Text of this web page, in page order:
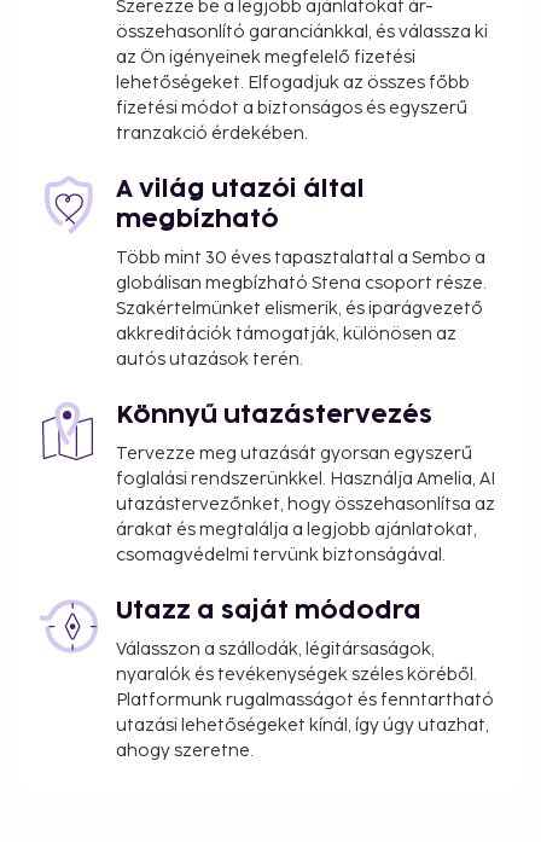
Szerezze be a legjobb ajánlatokat ár-
összehasonlító garanciánkkal, és válassza ki
az Ön igényeinek megfelelő fizetési
lehetőségeket. Elfogadjuk az összes főbb
fizetési módot a biztonságos és egyszerű
tranzakció érdekében.
A világ utazói által
megbízható
Több mint 30 éves tapasztalattal a Sembo a
globálisan megbízható Stena csoport része.
Szakértelmünket elismerik, és iparágvezető
akkreditációk támogatják, különösen az
autós utazások terén.
Könnyű utazástervezés
Tervezze meg utazását gyorsan egyszerű
foglalási rendszerünkkel. Használja Amelia, AI
utazástervezőnket, hogy összehasonlítsa az
árakat és megtalálja a legjobb ajánlatokat,
csomagvédelmi tervünk biztonságával.
Utazz a saját módodra
Válasszon a szállodák, légitársaságok,
nyaralók és tevékenységek széles köréből.
Platformunk rugalmasságot és fenntartható
utazási lehetőségeket kínál, így úgy utazhat,
ahogy szeretne.